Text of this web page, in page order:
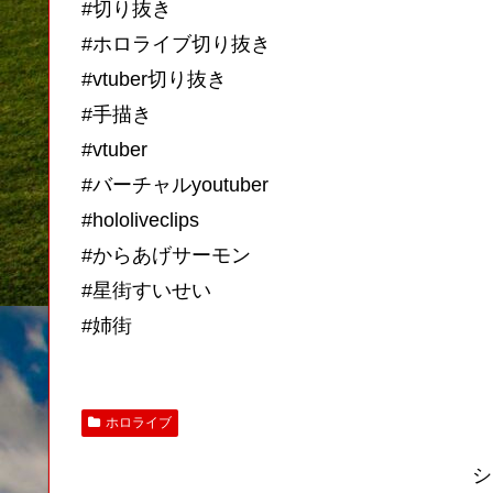
#切り抜き
#ホロライブ切り抜き
#vtuber切り抜き
#手描き
#vtuber
#バーチャルyoutuber
#hololiveclips
#からあげサーモン
#星街すいせい
#姉街
ホロライブ